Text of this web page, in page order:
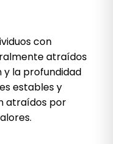
con
atraídos
y la profundidad
estables y
atraídos por